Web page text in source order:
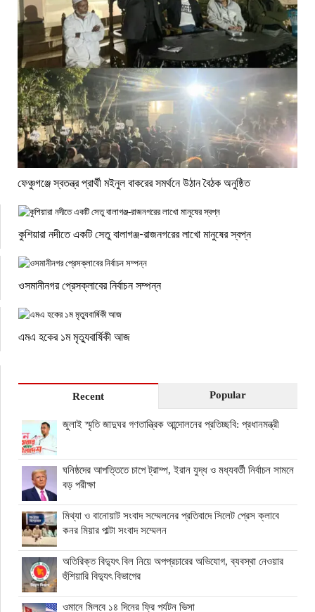
ফেঞ্চুগঞ্জে স্বতন্ত্র প্রার্থী মইনুল বাকরের সমর্থনে উঠান বৈঠক অনুষ্ঠিত
কুশিয়ারা নদীতে একটি সেতু বালাগঞ্জ-রাজনগরের লাখো মানুষের স্বপ্ন
ওসমানীনগর প্রেসক্লাবের নির্বাচন সম্পন্ন
এমএ হকের ১ম মৃত্যুবার্ষিকী আজ
Recent Popular
জুলাই স্মৃতি জাদুঘর গণতান্ত্রিক আন্দোলনের প্রতিচ্ছবি: প্রধানমন্ত্রী
ঘনিষ্ঠদের আপত্তিতে চাপে ট্রাম্প, ইরান যুদ্ধ ও মধ্যবর্তী নির্বাচন সামনে
বড় পরীক্ষা
মিথ্যা ও বানোয়াট সংবাদ সম্মেলনের প্রতিবাদে সিলেট প্রেস ক্লাবে
কনর মিয়ার পাল্টা সংবাদ সম্মেলন
অতিরিক্ত বিদ্যুৎ বিল নিয়ে অপপ্রচারের অভিযোগ, ব্যবস্থা নেওয়ার
হুঁশিয়ারি বিদ্যুৎ বিভাগের
ওমানে মিলবে ১৪ দিনের ফ্রি পর্যটন ভিসা